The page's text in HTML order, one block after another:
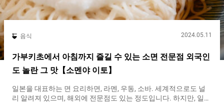
음식 2024.05.11
가부키초에서 아침까지 즐길 수 있는 소면 전문점 외국인
도 놀란 그 맛【소멘야 이토】
일본을 대표하는 면 요리하면, 라멘, 우동, 소바. 세계적으로도 널
리 알려져 있으며, 해외에 전문점도 있는 정도입니다. 하지만, 일본